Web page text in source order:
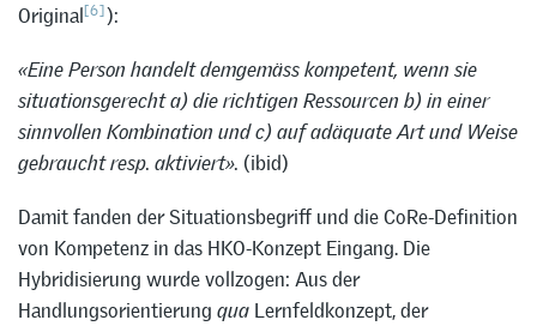
Original[6]):
«Eine Person handelt demgemäss kompetent, wenn sie
situationsgerecht a) die richtigen Ressourcen b) in einer
sinnvollen Kombination und c) auf adäquate Art und Weise
gebraucht resp. aktiviert». (ibid)
Damit fanden der Situationsbegriff und die CoRe-Definition
von Kompetenz in das HKO-Konzept Eingang. Die
Hybridisierung wurde vollzogen: Aus der
Handlungsorientierung qua Lernfeldkonzept, der